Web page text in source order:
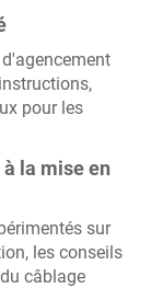
pour les
la mise en
sur
les conseils
câblage